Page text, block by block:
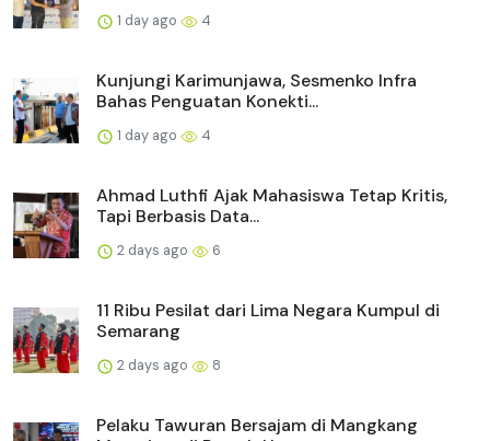
1 day ago 4
Kunjungi Karimunjawa, Sesmenko Infra
Bahas Penguatan Konekti...
1 day ago 4
Ahmad Luthfi Ajak Mahasiswa Tetap Kritis,
Tapi Berbasis Data...
2 days ago 6
11 Ribu Pesilat dari Lima Negara Kumpul di
Semarang
2 days ago 8
Pelaku Tawuran Bersajam di Mangkang